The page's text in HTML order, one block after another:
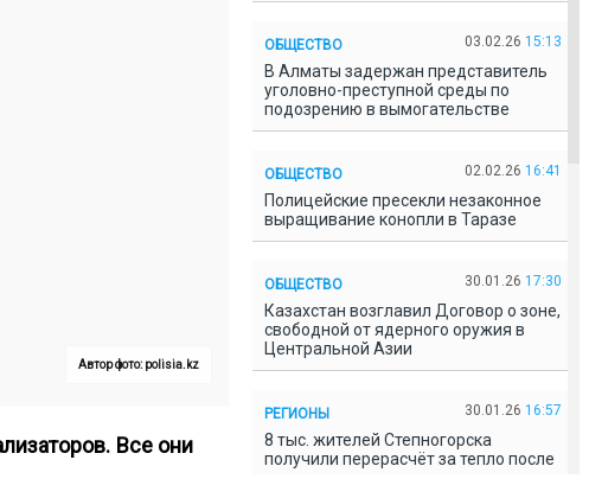
Автор фото: polisia.kz
Все они
ОБЩЕСТВО 03.02.26 15:13
В Алматы задержан представитель
уголовно-преступной среды по
подозрению в вымогательстве
ОБЩЕСТВО 02.02.26 16:41
Полицейские пресекли незаконное
выращивание конопли в Таразе
ОБЩЕСТВО 30.01.26 17:30
Казахстан возглавил Договор о зоне,
свободной от ядерного оружия в
Центральной Азии
РЕГИОНЫ 30.01.26 16:57
8 тыс. жителей Степногорска
получили перерасчёт за тепло после